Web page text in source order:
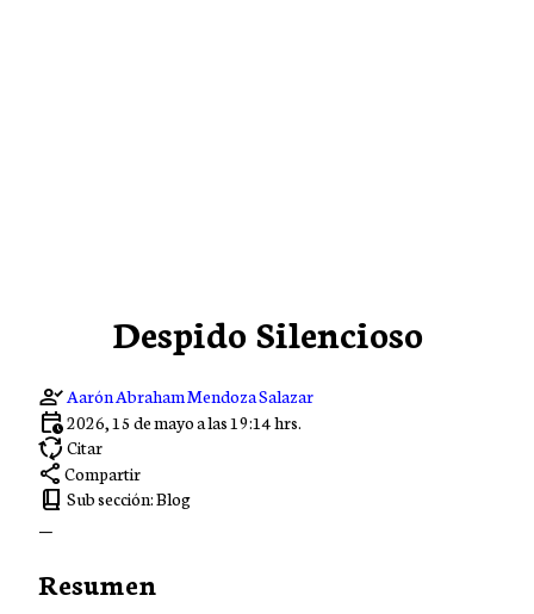
Despido Silencioso
person_checkAarón Abraham Mendoza Salazar
calendar_clock2026, 15 de mayo a las 19:14 hrs.
cycle Citar
share Compartir
book_2 Sub sección:Blog
Resumen